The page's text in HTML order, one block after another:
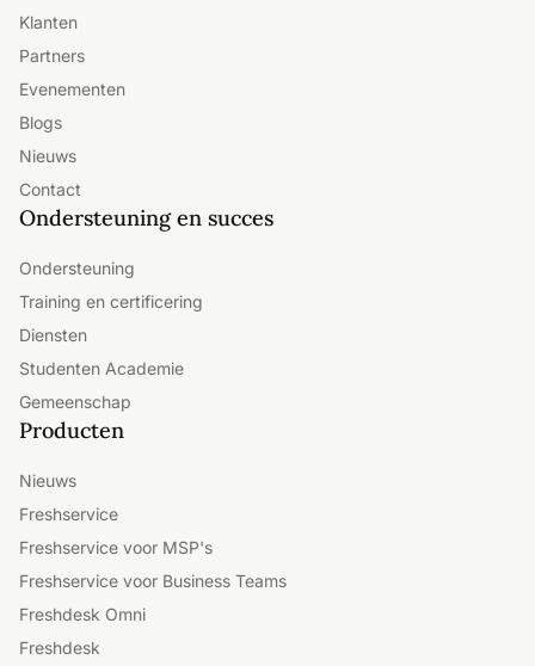
Klanten
Partners
Evenementen
Blogs
Nieuws
Contact
Ondersteuning en succes
Ondersteuning
Training en certificering
Diensten
Studenten Academie
Gemeenschap
Producten
Nieuws
Freshservice
Freshservice voor MSP's
Freshservice voor Business Teams
Freshdesk Omni
Freshdesk